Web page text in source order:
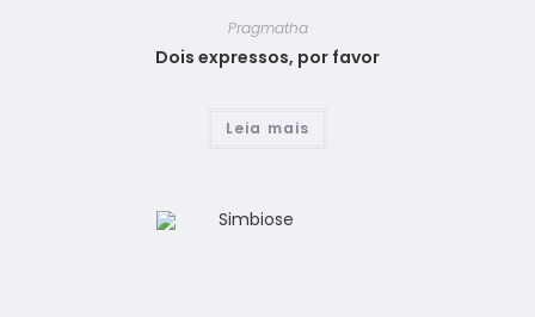
Pragmatha
Dois expressos, por favor
Leia mais